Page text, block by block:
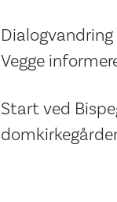
Dialogvandring
Vegge
Start ved